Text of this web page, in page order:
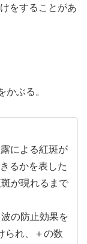
をすることがあ
かぶる。
による紅斑が
るかを表した
が現れるまで
の防止効果を
られ、＋の数